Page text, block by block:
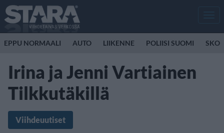
EPPU NORMAALI AUTO LIIKENNE POLIISI SUOMI
Irina ja Jenni Vartiainen
Tilkkutäkillä
Viihdeuutiset